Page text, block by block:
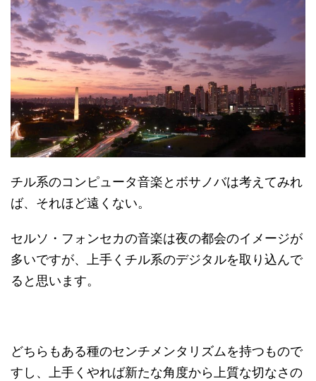
チル系のコンピュータ音楽とボサノバは考えてみれ
ば、それほど遠くない。
セルソ・フォンセカの音楽は夜の都会のイメージが
多いですが、上手くチル系のデジタルを取り込んで
ると思います。
どちらもある種のセンチメンタリズムを持つもので
すし、上手くやれば新たな角度から上質な切なさの